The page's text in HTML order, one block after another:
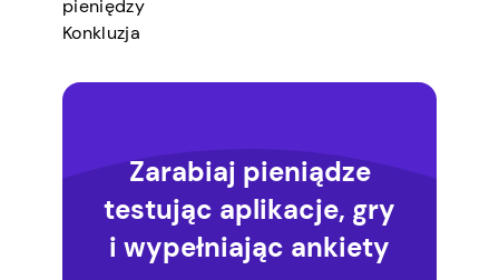
pieniędzy
Konkluzja
Zarabiaj pieniądze
testując aplikacje, gry
i wypełniając ankiety